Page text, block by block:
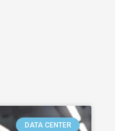
DATA CENTER